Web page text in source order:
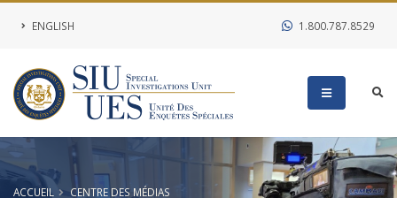
ENGLISH 1.800.787.8529
ACCUEIL CENTRE DES MÉDIAS